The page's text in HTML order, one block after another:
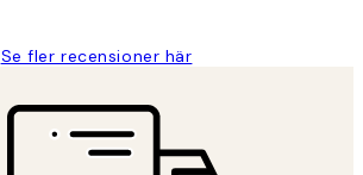
Se fler recensioner här